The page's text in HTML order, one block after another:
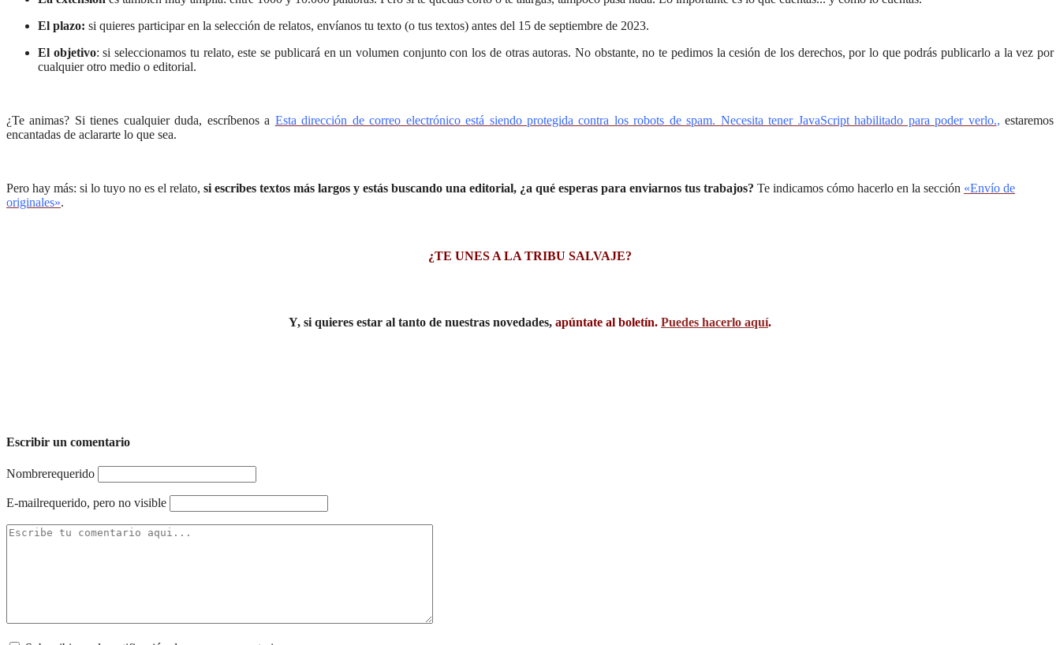
El plazo: si quieres participar en la selección de relatos, envíanos tu texto (o tus textos) antes del 15 de septiembre de 2023.
El objetivo: si seleccionamos tu relato, este se publicará en un volumen conjunto con los de otras autoras. No obstante, no te pedimos la cesión de los derechos, por lo que podrás publicarlo a la vez por
cualquier otro medio o editorial.
¿Te animas? Si tienes cualquier duda, escríbenos a Esta dirección de correo electrónico está siendo protegida contra los robots de spam. Necesita tener JavaScript habilitado para poder verlo., estaremos
encantadas de aclararte lo que sea.
Pero hay más: si lo tuyo no es el relato, si escribes textos más largos y estás buscando una editorial, ¿a qué esperas para enviarnos tus trabajos? Te indicamos cómo hacerlo en la sección «Envío de
originales».
¿TE UNES A LA TRIBU SALVAJE?
Y, si quieres estar al tanto de nuestras novedades, apúntate al boletín. Puedes hacerlo aquí.
Escribir un comentario
Nombrerequerido
E-mailrequerido, pero no visible